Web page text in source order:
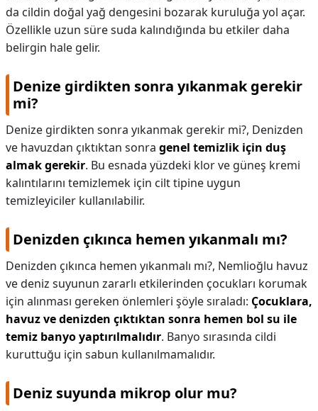
da cildin doğal yağ dengesini bozarak kuruluğa yol açar.
Özellikle uzun süre suda kalındığında bu etkiler daha
belirgin hale gelir.
Denize girdikten sonra yıkanmak gerekir
mi?
Denize girdikten sonra yıkanmak gerekir mi?, Denizden
ve havuzdan çıktıktan sonra genel temizlik için duş
almak gerekir. Bu esnada yüzdeki klor ve güneş kremi
kalıntılarını temizlemek için cilt tipine uygun
temizleyiciler kullanılabilir.
Denizden çıkınca hemen yıkanmalı mı?
Denizden çıkınca hemen yıkanmalı mı?, Nemlioğlu havuz
ve deniz suyunun zararlı etkilerinden çocukları korumak
için alınması gereken önlemleri şöyle sıraladı: Çocuklara,
havuz ve denizden çıktıktan sonra hemen bol su ile
temiz banyo yaptırılmalıdır. Banyo sırasında cildi
kuruttuğu için sabun kullanılmamalıdır.
Deniz suyunda mikrop olur mu?